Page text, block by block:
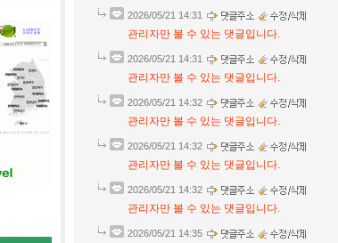
2026/05/21 14:31
관리자만 볼 수 있는 댓글입니다.
2026/05/21 14:31
관리자만 볼 수 있는 댓글입니다.
2026/05/21 14:32
관리자만 볼 수 있는 댓글입니다.
2026/05/21 14:32
관리자만 볼 수 있는 댓글입니다.
2026/05/21 14:32
관리자만 볼 수 있는 댓글입니다.
2026/05/21 14:35